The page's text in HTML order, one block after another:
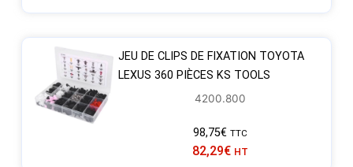
JEU DE CLIPS DE FIXATION TOYOTA
LEXUS 360 PIÈCES KS TOOLS
4200.800
98,75€ TTC
82,29€ HT